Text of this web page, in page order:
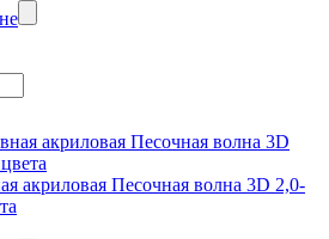
акриловая Песочная волна 3D 2,0-